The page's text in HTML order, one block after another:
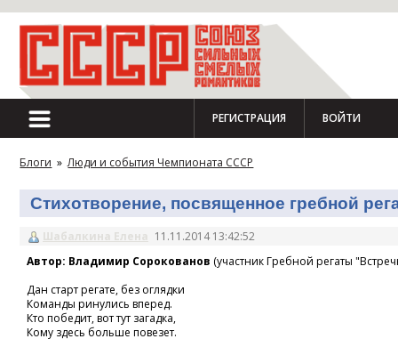
РЕГИСТРАЦИЯ ВОЙТИ
Блоги » Люди и события Чемпионата СССР
Стихотворение, посвященное гребной
Шабалкина Елена 11.11.2014 13:42:52
Автор: Владимир Сорокованов (участник Гребной регаты
Дан старт регате, без оглядки
Команды ринулись вперед.
Кто победит, вот тут загадка,
Кому здесь больше повезет.